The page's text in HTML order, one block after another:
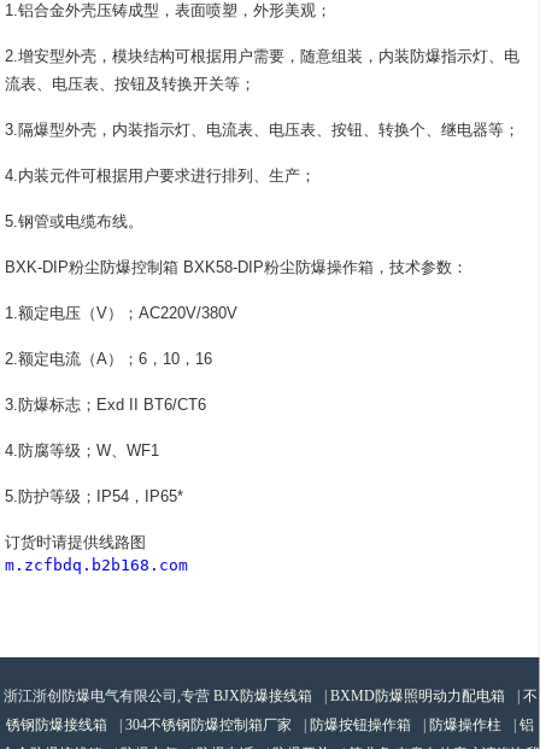
1.铝合金外壳压铸成型，表面喷塑，外形美观；
2.增安型外壳，模块结构可根据用户需要，随意组装，内装防爆指示灯、电
流表、电压表、按钮及转换开关等；
3.隔爆型外壳，内装指示灯、电流表、电压表、按钮、转换个、继电器等；
4.内装元件可根据用户要求进行排列、生产；
5.钢管或电缆布线。
BXK-DIP粉尘防爆控制箱 BXK58-DIP粉尘防爆操作箱，技术参数：
1.额定电压（V）；AC220V/380V
2.额定电流（A）；6，10，16
3.防爆标志；Exd II BT6/CT6
4.防腐等级；W、WF1
5.防护等级；IP54，IP65*
订货时请提供线路图
m.zcfbdq.b2b168.com
浙江浙创防爆电气有限公司,专营 BJX防爆接线箱 BXMD防爆照明动力配电箱
不
锈钢防爆接线箱
304不锈钢防爆控制箱厂家 防爆按钮操作箱 防爆操作柱
铝